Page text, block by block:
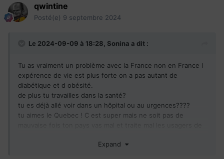
Source : https://www.echosciences-grenoble.fr/articles/la-
qwintine
Posté(e) 9 septembre 2024
Le 2024-09-09 à 18:28, Sonina a dit :
Tu as vraiment un problème avec la France non en France l
expérence de vie est plus forte on a pas autant de
diabétique et d obésité.
de plus tu travailles dans la santé?
tu es déjà allé voir dans un hôpital ou au urgences????
tu aimes le Quebec ! C est super mais ne soit pas de
comparer avec la France laisse la France.
Expand